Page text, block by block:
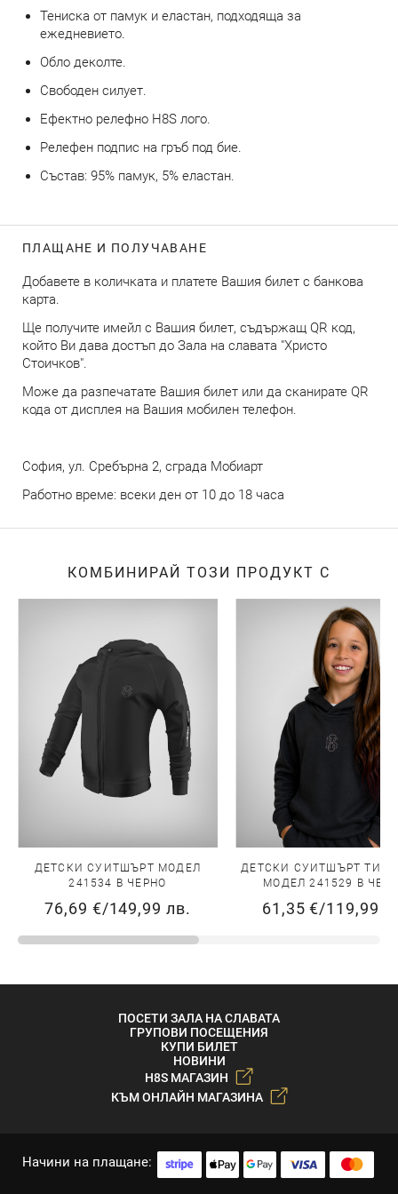
Тениска от памук и еластан, подходяща за
ежедневието.
Обло деколте.
Свободен силует.
Ефектно релефно H8S лого.
Релефен подпис на гръб под бие.
Състав: 95% памук, 5% еластан.
ПЛАЩАНЕ И ПОЛУЧАВАНЕ
Добавете в количката и платете Вашия билет с банкова
карта.
Ще получите имейл с Вашия билет, съдържащ QR код,
който Ви дава достъп до Зала на славата "Христо
Стоичков".
Може да разпечатате Вашия билет или да сканирате QR
кода от дисплея на Вашия мобилен телефон.
София, ул. Сребърна 2, сграда Мобиарт
Работно време: всеки ден от 10 до 18 часа
КОМБИНИРАЙ ТОЗИ ПРОДУКТ С
ДЕТСКИ СУИТШЪРТ МОДЕЛ
241534 В ЧЕРНО
76,69 €/149,99 лв.
ДЕТСКИ СУИТШЪРТ ТИП
МОДЕЛ 241529 В
61,35 €/119,99
ПОСЕТИ ЗАЛА НА СЛАВАТА
ГРУПОВИ ПОСЕЩЕНИЯ
КУПИ БИЛЕТ
НОВИНИ
H8S МАГАЗИН
КЪМ ОНЛАЙН МАГАЗИНА
Начини на плащане: